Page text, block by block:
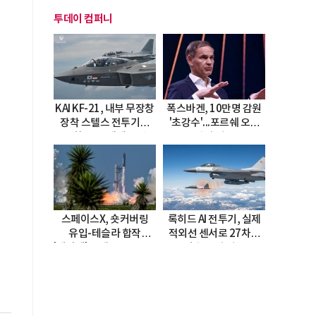
투데이 컴퍼니
KAI KF-21, 내부 무장창
장착 스텔스 전투기로
폭스바겐, 10만명 감원
'초강수'...포르쉐 오너
스페이스X, 숏커버링
유입-테슬라 합작
록히드 AI 전투기, 실제
적외선 센서로 27차례